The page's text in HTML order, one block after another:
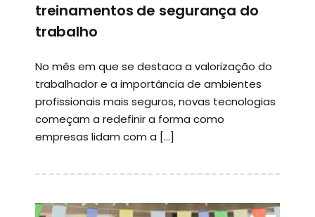
treinamentos de segurança do
trabalho
No mês em que se destaca a valorização do
trabalhador e a importância de ambientes
profissionais mais seguros, novas tecnologias
começam a redefinir a forma como
empresas lidam com a […]